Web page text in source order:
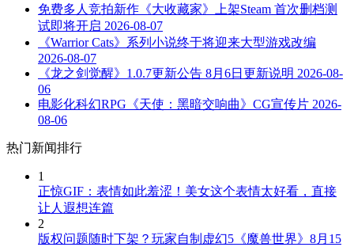
免费多人竞拍新作《大收藏家》上架Steam 首次删档测
试即将开启 2026-08-07
《Warrior Cats》系列小说终于将迎来大型游戏改编
2026-08-07
《龙之剑觉醒》1.0.7更新公告 8月6日更新说明 2026-08-
06
电影化科幻RPG《天使：黑暗交响曲》CG宣传片 2026-
08-06
热门新闻排行
1
正惊GIF：表情如此羞涩！美女这个表情太好看，直接
让人遐想连篇
2
版权问题随时下架？玩家自制虚幻5《魔兽世界》8月15